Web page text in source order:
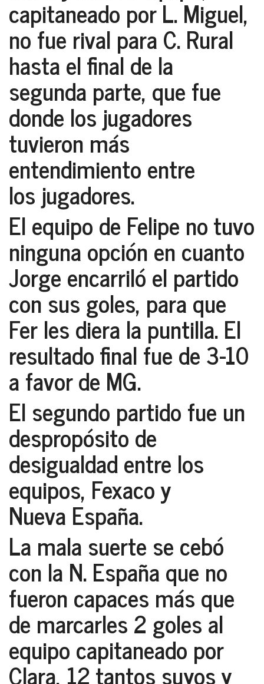
capitaneado porL. Miguel,
no fue rival para C. Rural
hasta el final de la
segunda parte, que fue
donde los jugadores
tuvieron más
entendimiento entre
los jugadores.
El equipo deFelipeno tuvo
ninguna opción en cuanto
Jorgeencarriló el partido
con sus goles, para que
Ferles diera la puntilla. El
resultado final fue de 3-10
a favor deMG.
El segundo partido fue un
despropósito de
desigualdad entre los
equipos, Fexaco y
Nueva España.
La mala suerte se cebó
con laN. Españaque no
fueron capaces más que
de marcarles 2 goles al
equipo capitaneado por
Clara, 12 tantos suyos y